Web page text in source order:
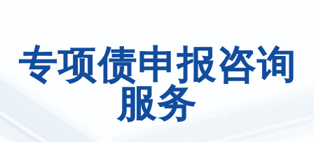
专项债申报咨询
服务